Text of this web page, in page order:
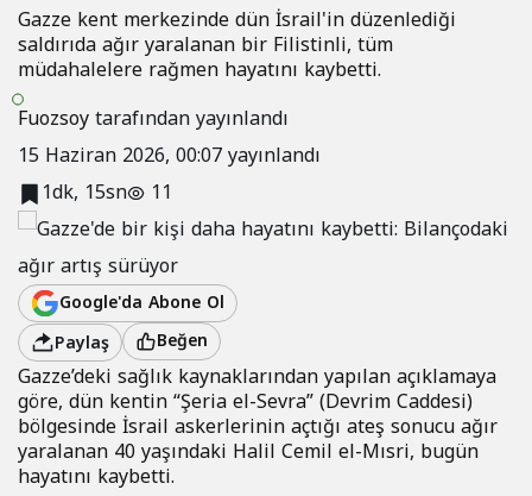
Gazze kent merkezinde dün İsrail'in düzenlediği
saldırıda ağır yaralanan bir Filistinli, tüm
müdahalelere rağmen hayatını kaybetti.
Fuozsoytarafından yayınlandı
15 Haziran 2026, 00:07yayınlandı
1dk, 15sn
11
Google'da Abone Ol
Paylaş
Beğen
Gazze’deki sağlık kaynaklarından yapılan açıklamaya
göre, dün kentin “Şeria el-Sevra” (Devrim Caddesi)
bölgesinde İsrail askerlerinin açtığı ateş sonucu ağır
yaralanan 40 yaşındaki Halil Cemil el-Mısri, bugün
hayatını kaybetti.